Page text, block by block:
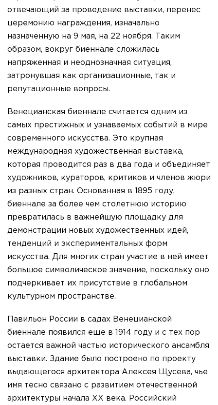
отвечающий за проведение выставки, перенес
церемонию награждения, изначально
назначенную на 9 мая, на 22 ноября. Таким
образом, вокруг биеннале сложилась
напряженная и неоднозначная ситуация,
затронувшая как организационные, так и
репутационные вопросы.
Венецианская биеннале считается одним из
самых престижных и узнаваемых событий в мире
современного искусства. Это крупная
международная художественная выставка,
которая проводится раз в два года и объединяет
художников, кураторов, критиков и членов жюри
из разных стран. Основанная в 1895 году,
биеннале за более чем столетнюю историю
превратилась в важнейшую площадку для
демонстрации новых художественных идей,
тенденций и экспериментальных форм
искусства. Для многих стран участие в ней имеет
большое символическое значение, поскольку оно
подчеркивает их присутствие в глобальном
культурном пространстве.
Павильон России в садах Венецианской
биеннале появился еще в 1914 году и с тех пор
остается важной частью исторического ансамбля
выставки. Здание было построено по проекту
выдающегося архитектора Алексея Щусева, чье
имя тесно связано с развитием отечественной
архитектуры начала XX века. Российский